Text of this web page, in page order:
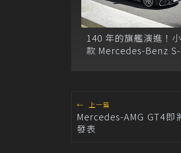
140 年的旗艦演進！
款 Mercedes-Benz S-
← 上一篇
Mercedes-AMG GT4
發表